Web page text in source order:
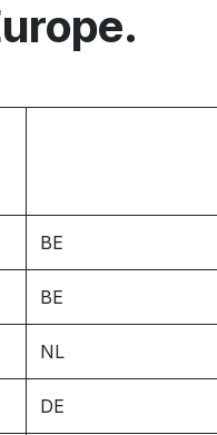
BE
BE
NL
DE